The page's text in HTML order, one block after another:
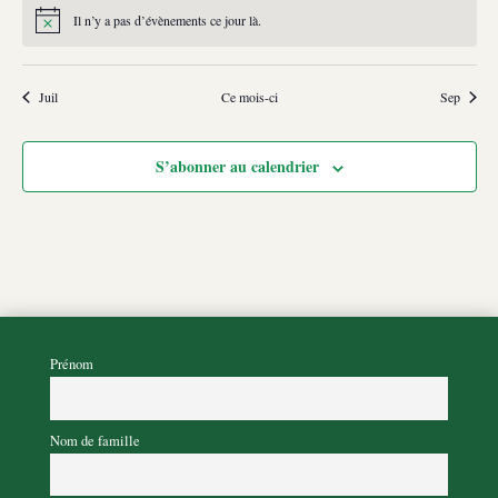
Notice Il n’y a pas d’évènements ce jour là.
Juil Ce mois-ci Sep
S’abonner au calendrier
Prénom
Nom de famille